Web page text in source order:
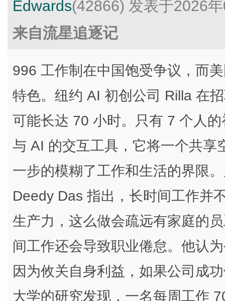
Edwards(42866) 发表于2026
来自流星追逐记
996 工作制在中国饱受争议，而
特色。纽约 AI 初创公司 Rilla 在
可能长达 70 小时。只有 7 个人
与 AI 的交互工具，它将一个共享
一步的模糊了工作和生活的界限
Deedy Das 指出，长时间工作并
生产力，这么做会疏远有家庭的
间工作还会导致职业倦怠。他认
因为攸关自身利益，如果公司成
大学的研究发现，一名每周工作